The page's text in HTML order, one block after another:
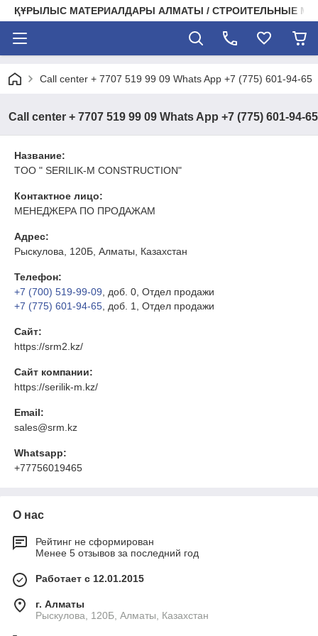
ҚҰРЫЛЫС МАТЕРИАЛДАРЫ АЛМАТЫ / СТРОИТЕЛЬНЫЕ
Call center + 7707 519 99 09 Whats App +7 (775) 601-94-65
Call center + 7707 519 99 09 Whats App +7 (775) 601-94-65
Название:
TOO " SERILIK-M CONSTRUCTION"
Контактное лицо:
МЕНЕДЖЕРА ПО ПРОДАЖАМ
Адрес:
Рыскулова, 120Б, Алматы, Казахстан
Телефон:
+7 (700) 519-99-09 , доб. 0 , Отдел продажи
+7 (775) 601-94-65 , доб. 1 , Отдел продажи
Сайт:
https://srm2.kz/
Сайт компании:
https://serilik-m.kz/
Email:
sales@srm.kz
Whatsapp:
+77756019465
О нас
Рейтинг не сформирован
Менее 5 отзывов за последний год
Работает с 12.01.2015
г. Алматы
Рыскулова, 120Б, Алматы, Казахстан